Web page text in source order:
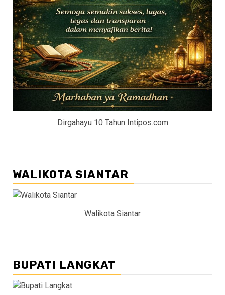
Dirgahayu 10 Tahun Intipos.com
WALIKOTA SIANTAR
Walikota Siantar
BUPATI LANGKAT